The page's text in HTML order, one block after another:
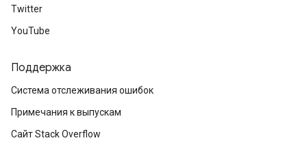
Twitter
YouTube
Поддержка
Система отслеживания ошибок
Примечания к выпускам
Сайт Stack Overflow